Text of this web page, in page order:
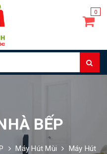
0
BẾP
Máy Hút Mùi
Máy Hút